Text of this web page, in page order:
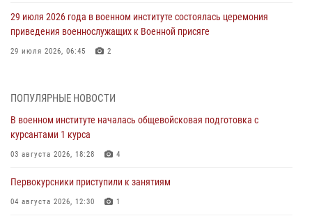
29 июля 2026 года в военном институте состоялась церемония
приведения военнослужащих к Военной присяге
29 июля 2026, 06:45 2
экзамен по вождению
28 июля 2026 года в военном институте организована беседа и
праздничный молебен
В военном институте завершается летняя экзаменационная сессия
ПОПУЛЯРНЫЕ НОВОСТИ
В военном институте началась общевойсковая подготовка с
курсантами 1 курса
03 августа 2026, 18:28 4
Первокурсники приступили к занятиям
04 августа 2026, 12:30 1